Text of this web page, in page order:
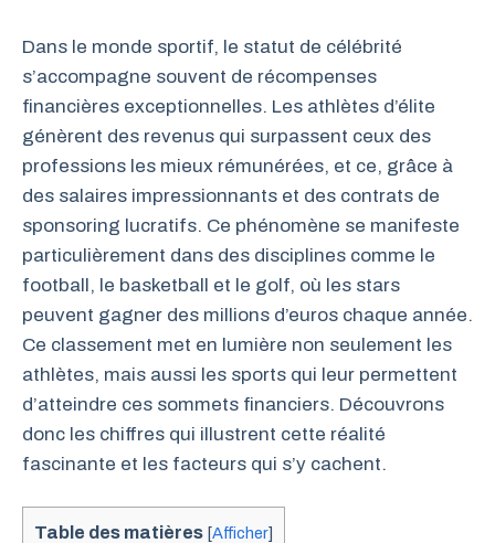
Dans le monde sportif, le statut de célébrité
s’accompagne souvent de récompenses
financières exceptionnelles. Les athlètes d’élite
génèrent des revenus qui surpassent ceux des
professions les mieux rémunérées, et ce, grâce à
des salaires impressionnants et des contrats de
sponsoring lucratifs. Ce phénomène se manifeste
particulièrement dans des disciplines comme le
football, le basketball et le golf, où les stars
peuvent gagner des millions d’euros chaque année.
Ce classement met en lumière non seulement les
athlètes, mais aussi les sports qui leur permettent
d’atteindre ces sommets financiers. Découvrons
donc les chiffres qui illustrent cette réalité
fascinante et les facteurs qui s’y cachent.
Table des matières [Afficher]